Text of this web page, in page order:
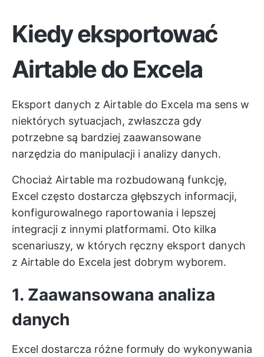
Kiedy eksportować
Airtable do Excela
Eksport danych z Airtable do Excela ma sens w
niektórych sytuacjach, zwłaszcza gdy
potrzebne są bardziej zaawansowane
narzędzia do manipulacji i analizy danych.
Chociaż Airtable ma rozbudowaną funkcję,
Excel często dostarcza głębszych informacji,
konfigurowalnego raportowania i lepszej
integracji z innymi platformami. Oto kilka
scenariuszy, w których ręczny eksport danych
z Airtable do Excela jest dobrym wyborem.
1. Zaawansowana analiza
danych
Excel dostarcza różne formuły do wykonywania